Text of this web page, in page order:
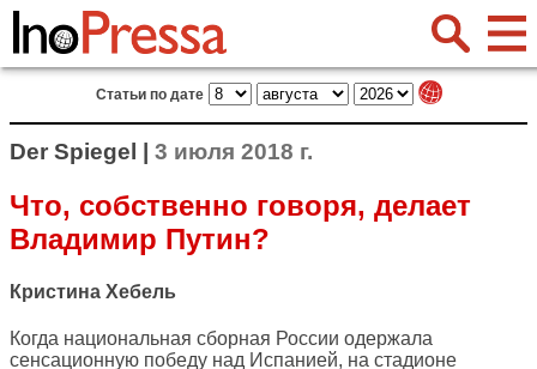
Статьи по дате
Der Spiegel | 3 июля 2018 г.
Что, собственно говоря, делает
Владимир Путин?
Кристина Хебель
Когда национальная сборная России одержала
сенсационную победу над Испанией, на стадионе